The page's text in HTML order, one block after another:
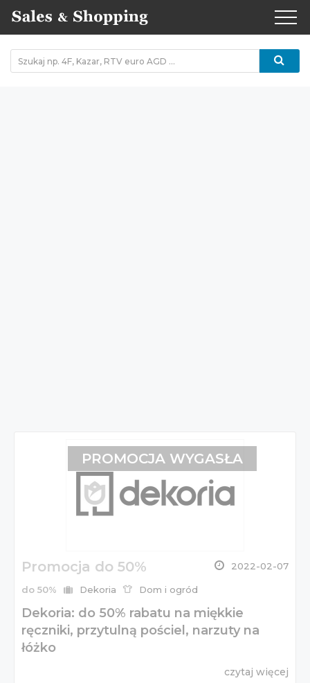
Promocja do 50% 2022-02-07
do 50% Dekoria Dom i ogród
Dekoria: do 50% rabatu na miękkie
ręczniki, przytulną pościel, narzuty na
łóżko
czytaj więcej
PROMOCJA WYGASŁA